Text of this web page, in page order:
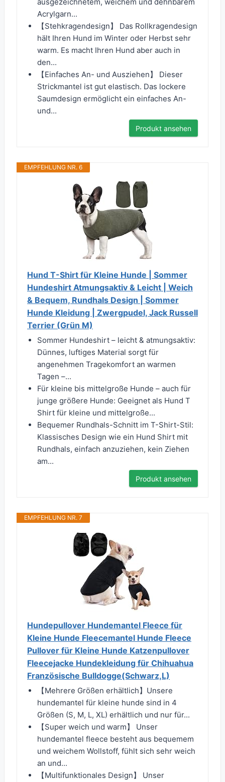
ausgezeichnetem, weichem und dehnbarem
Acrylgarn...
【Stehkragendesign】 Das Rollkragendesign
hält Ihren Hund im Winter oder Herbst sehr
warm. Es macht Ihren Hund aber auch in
den...
【Einfaches An- und Ausziehen】 Dieser
Strickmantel ist gut elastisch. Das lockere
Saumdesign ermöglicht ein einfaches An-
und...
Produkt ansehen
EMPFEHLUNG NR. 6
Hund T-Shirt für Kleine Hunde | Sommer
Hundeshirt Atmungsaktiv & Leicht | Weich
& Bequem, Rundhals Design | Sommer
Hunde Kleidung | Zwergpudel, Jack Russell
Terrier (Grün M)
Sommer Hundeshirt – leicht & atmungsaktiv:
Dünnes, luftiges Material sorgt für
angenehmen Tragekomfort an warmen
Tagen –...
Für kleine bis mittelgroße Hunde – auch für
junge größere Hunde: Geeignet als Hund T
Shirt für kleine und mittelgroße...
Bequemer Rundhals-Schnitt im T-Shirt-Stil:
Klassisches Design wie ein Hund Shirt mit
Rundhals, einfach anzuziehen, kein Ziehen
am...
Produkt ansehen
EMPFEHLUNG NR. 7
Hundepullover Hundemantel Fleece für
Kleine Hunde Fleecemantel Hunde Fleece
Pullover für Kleine Hunde Katzenpullover
Fleecejacke Hundekleidung für Chihuahua
Französische Bulldogge(Schwarz,L)
【Mehrere Größen erhältlich】Unsere
hundemantel für kleine hunde sind in 4
Größen (S, M, L, XL) erhältlich und nur für...
【Super weich und warm】 Unser
hundemantel fleece besteht aus bequemem
und weichem Wollstoff, fühlt sich sehr weich
an und...
【Multifunktionales Design】 Unser